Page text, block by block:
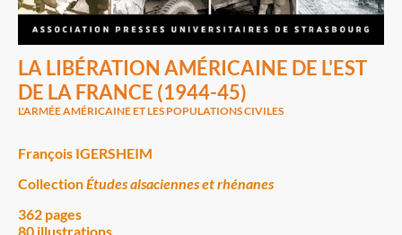
LA LIBÉRATION AMÉRICAINE DE L'EST
DE LA FRANCE (1944-45)
L'ARMÉE AMÉRICAINE ET LES POPULATIONS CIVILES
François IGERSHEIM
CollectionÉtudes alsaciennes et rhénanes
362 pages
80 illustrations